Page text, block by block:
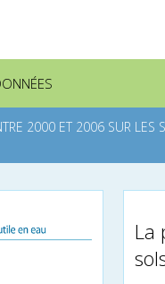
2000 ET 2006 SUR LES
La